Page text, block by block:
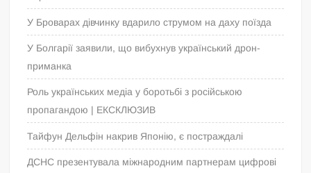
У Броварах дівчинку вдарило струмом на даху поїзда
У Болгарії заявили, що вибухнув український дрон-
приманка
Роль українських медіа у боротьбі з російською
пропагандою | ЕКСКЛЮЗИВ
Тайфун Дельфін накрив Японію, є постраждалі
ДСНС презентувала міжнародним партнерам цифрові